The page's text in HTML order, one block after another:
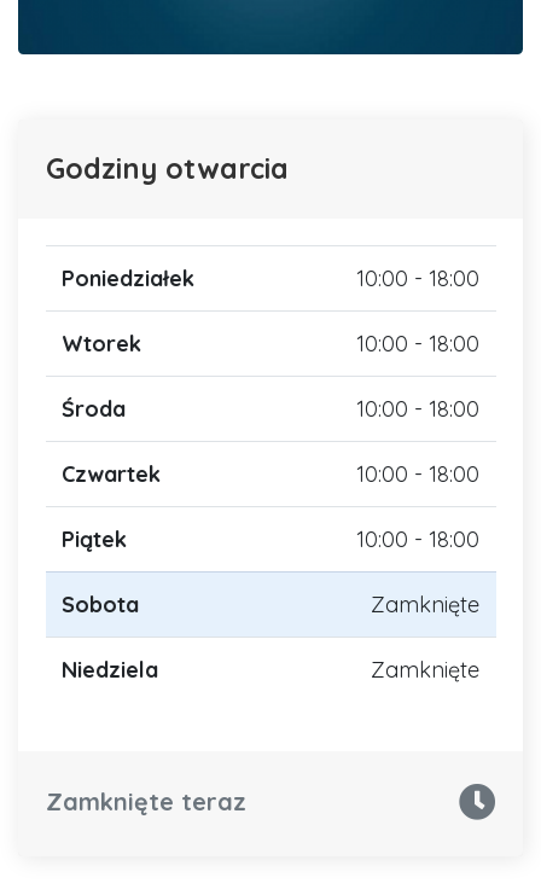
Godziny otwarcia
Poniedziałek 10:00 - 18:00
Wtorek 10:00 - 18:00
Środa 10:00 - 18:00
Czwartek 10:00 - 18:00
Piątek 10:00 - 18:00
Sobota Zamknięte
Niedziela Zamknięte
Zamknięte teraz